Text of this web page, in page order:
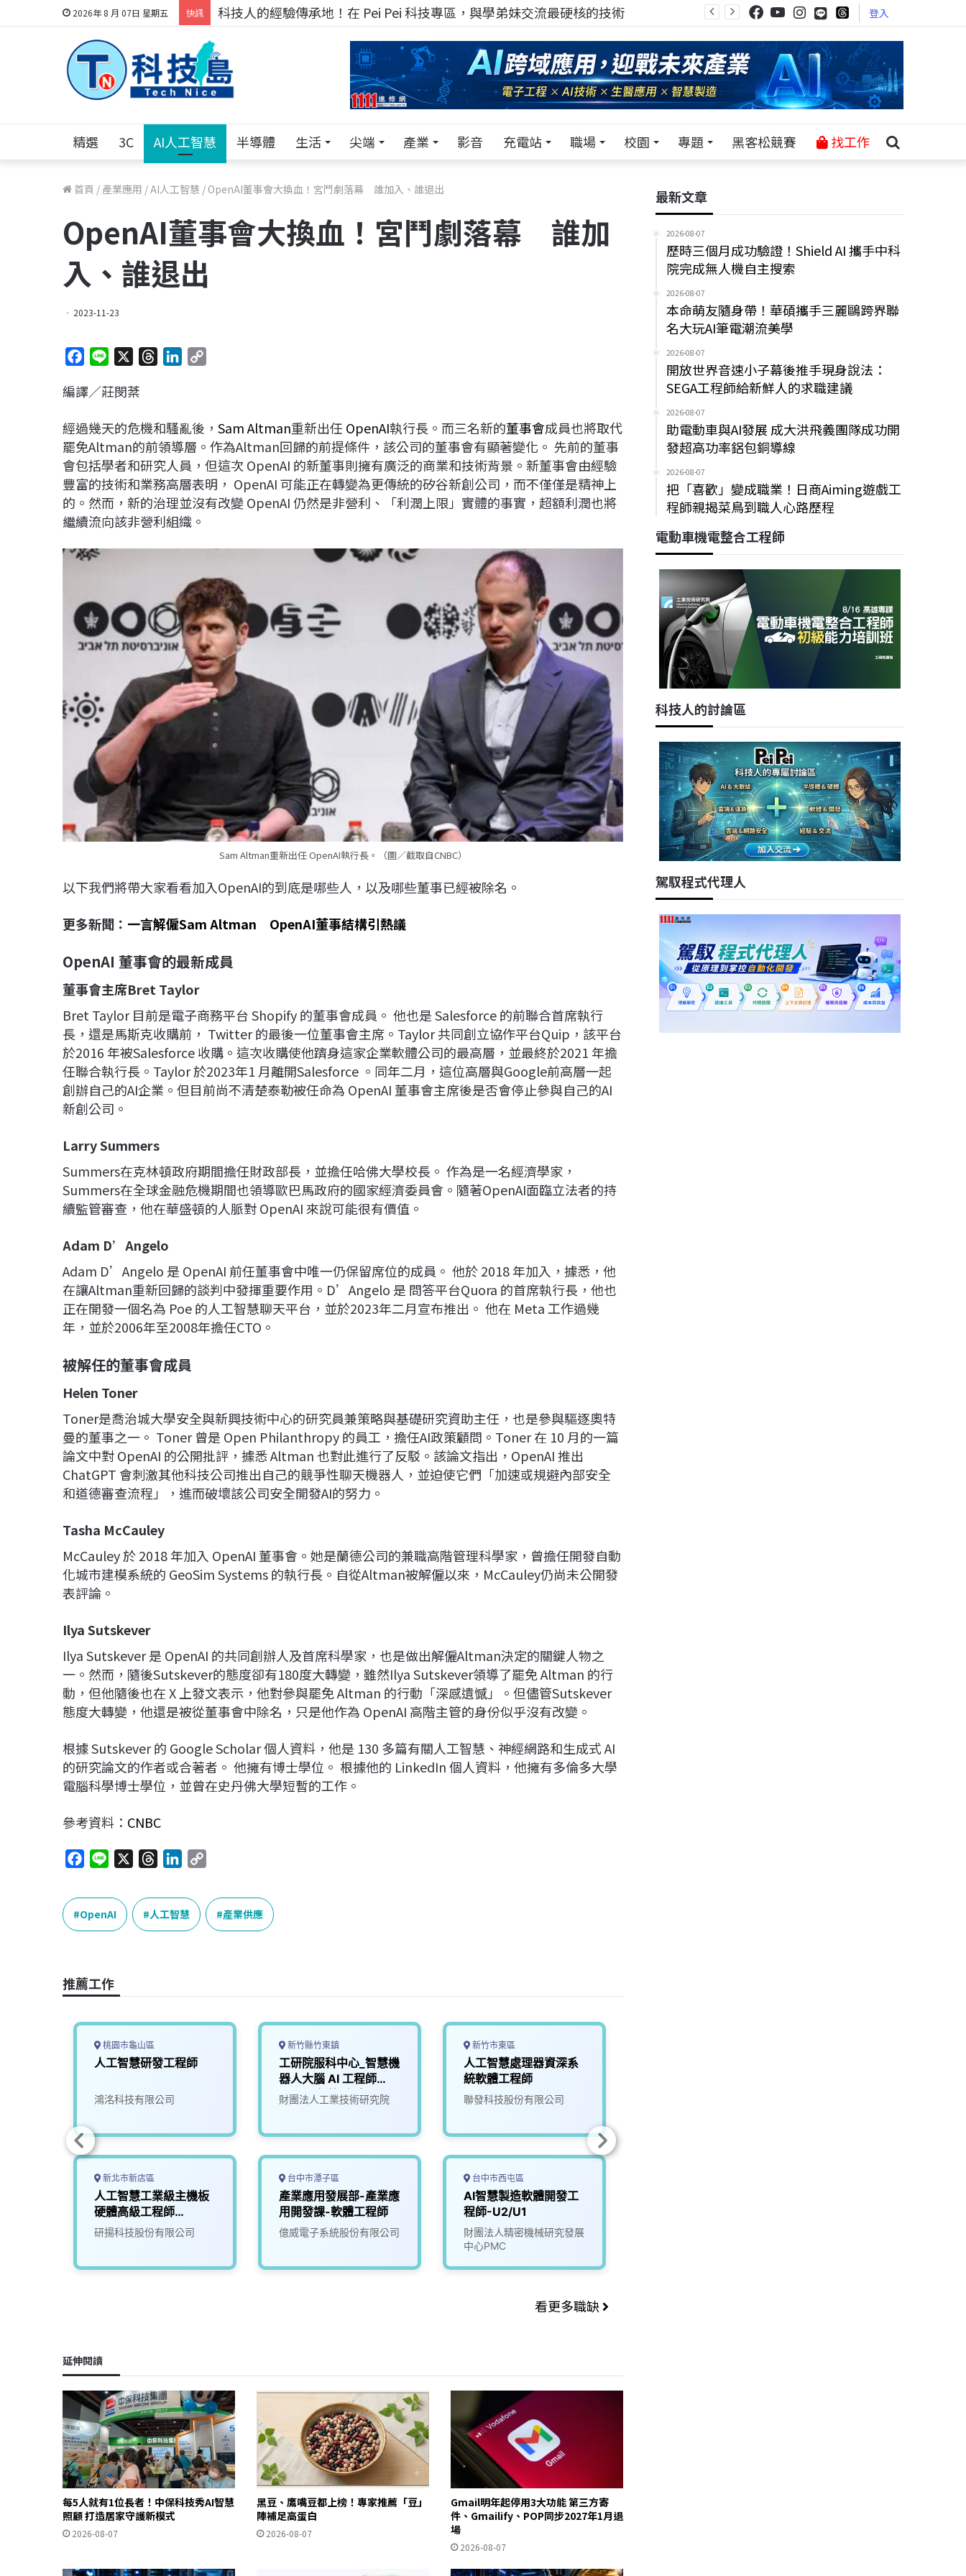
2026年 8 月 07日 星期五 快訊 科技人的經驗傳承地！在 Pei Pei 科技專區，與學弟妹交流最硬核的技術 登入
精選 3C AI人工智慧 半導體 生活 尖端 產業 影音 充電站 職場 校園 專題 黑客松競賽 找工作
首頁 / 產業應用 /AI人工智慧 / OpenAI董事會大換血！宮鬥劇落幕 誰加入、誰退出
OpenAI董事會大換血！宮鬥劇落幕 誰加
入、誰退出
2023-11-23
c
b
o
o
k
n
a
d
s
e
d
I
n
L
n
k
編譯／莊閔棻
經過幾天的危機和騷亂後， Sam Altman重新出任 OpenAI執行長。而三名新的董事會成員也將取代
罷免Altman的前領導層。作為Altman回歸的前提條件，該公司的董事會有顯著變化。 先前的董事
會包括學者和研究人員，但這次 OpenAI 的新董事則擁有廣泛的商業和技術背景。新董事會由經驗
豐富的技術和業務高層表明， OpenAI 可能正在轉變為更傳統的矽谷新創公司，而不僅僅是精神上
的。然而，新的治理並沒有改變 OpenAI 仍然是非營利、「利潤上限」實體的事實，超額利潤也將
繼續流向該非營利組織。
Sam Altman重新出任 OpenAI執行長。（圖／截取自CNBC）
以下我們將帶大家看看加入OpenAI的到底是哪些人，以及哪些董事已經被除名。
更多新聞： 一言解僱Sam Altman OpenAI董事結構引熱議
OpenAI 董事會的最新成員
董事會主席Bret Taylor
Bret Taylor 目前是電子商務平台 Shopify 的董事會成員。 他也是 Salesforce 的前聯合首席執行
長，還是馬斯克收購前， Twitter 的最後一位董事會主席。Taylor 共同創立協作平台Quip，該平台
於2016 年被Salesforce 收購。這次收購使他躋身這家企業軟體公司的最高層，並最終於2021 年擔
任聯合執行長。Taylor 於2023年1 月離開Salesforce 。同年二月，這位高層與Google前高層一起
創辦自己的AI企業。但目前尚不清楚泰勒被任命為 OpenAI 董事會主席後是否會停止參與自己的AI
新創公司。
Larry Summers
Summers在克林頓政府期間擔任財政部長，並擔任哈佛大學校長。 作為是一名經濟學家，
Summers在全球金融危機期間也領導歐巴馬政府的國家經濟委員會。隨著OpenAI面臨立法者的持
續監管審查，他在華盛頓的人脈對 OpenAI 來說可能很有價值。
Adam D’Angelo
Adam D’Angelo 是 OpenAI 前任董事會中唯一仍保留席位的成員。 他於 2018 年加入，據悉，他
在讓Altman重新回歸的談判中發揮重要作用。D’Angelo 是 問答平台Quora 的首席執行長，他也
正在開發一個名為 Poe 的人工智慧聊天平台，並於2023年二月宣布推出。 他在 Meta 工作過幾
年，並於2006年至2008年擔任CTO。
被解任的董事會成員
Helen Toner
Toner是喬治城大學安全與新興技術中心的研究員兼策略與基礎研究資助主任，也是參與驅逐奧特
曼的董事之一。 Toner 曾是 Open Philanthropy 的員工，擔任AI政策顧問。Toner 在 10 月的一篇
論文中對 OpenAI 的公開批評，據悉 Altman 也對此進行了反駁。該論文指出，OpenAI 推出
ChatGPT 會刺激其他科技公司推出自己的競爭性聊天機器人，並迫使它們「加速或規避內部安全
和道德審查流程」，進而破壞該公司安全開發AI的努力。
Tasha McCauley
McCauley 於 2018 年加入 OpenAI 董事會。她是蘭德公司的兼職高階管理科學家，曾擔任開發自動
化城市建模系統的 GeoSim Systems 的執行長。自從Altman被解僱以來，McCauley仍尚未公開發
表評論。
Ilya Sutskever
Ilya Sutskever 是 OpenAI 的共同創辦人及首席科學家，也是做出解僱Altman決定的關鍵人物之
一。然而，隨後Sutskever的態度卻有180度大轉變，雖然Ilya Sutskever領導了罷免 Altman 的行
動，但他隨後也在 X 上發文表示，他對參與罷免 Altman 的行動「深感遺憾」。但儘管Sutskever
態度大轉變，他還是被從董事會中除名，只是他作為 OpenAI 高階主管的身份似乎沒有改變。
根據 Sutskever 的 Google Scholar 個人資料，他是 130 多篇有關人工智慧、神經網路和生成式 AI
的研究論文的作者或合著者。 他擁有博士學位。 根據他的 LinkedIn 個人資料，他擁有多倫多大學
電腦科學博士學位，並曾在史丹佛大學短暫的工作。
參考資料： CNBC
c
e
b
k
n
e
r
e
a
n
k
e
p
y
L
OpenAI 人工智慧 產業供應
推薦工作
桃園市龜山區
人工智慧研發工程師
鴻洺科技有限公司
新北市新店區
人工智慧工業級主機板
硬體高級工程師
(NVPD)
研揚科技股份有限公司
新竹縣竹東鎮
工研院服科中心_智慧機
器人大腦 AI 工程師
(A000新竹/台南)
財團法人工業技術研究院
台中市潭子區
產業應用發展部-產業應
用開發課-軟體工程師
億威電子系統股份有限公司
新竹市東區
人工智慧處理器資深系
統軟體工程師
聯發科技股份有限公司
台中市西屯區
AI智慧製造軟體開發工
程師-U2/U1
財團法人精密機械研究發展
中心PMC
看更多職缺
延伸閱讀
每5人就有1位長者！中保科技秀AI智慧
照顧 打造居家守護新模式
2026-08-07
黑豆、鷹嘴豆都上榜！專家推薦「豆」
陣補足高蛋白
2026-08-07
Gmail明年起停用3大功能 第三方寄
件、Gmailify、POP同步2027年1月退
場
2026-08-07
最新文章
2026-08-07
歷時三個月成功驗證！Shield AI 攜手中科
院完成無人機自主搜索
2026-08-07
本命萌友隨身帶！華碩攜手三麗鷗跨界聯
名大玩AI筆電潮流美學
2026-08-07
開放世界音速小子幕後推手現身說法：
SEGA工程師給新鮮人的求職建議
2026-08-07
助電動車與AI發展 成大洪飛義團隊成功開
發超高功率鋁包銅導線
2026-08-07
把「喜歡」變成職業！日商Aiming遊戲工
程師親揭菜鳥到職人心路歷程
電動車機電整合工程師
科技人的討論區
駕馭程式代理人